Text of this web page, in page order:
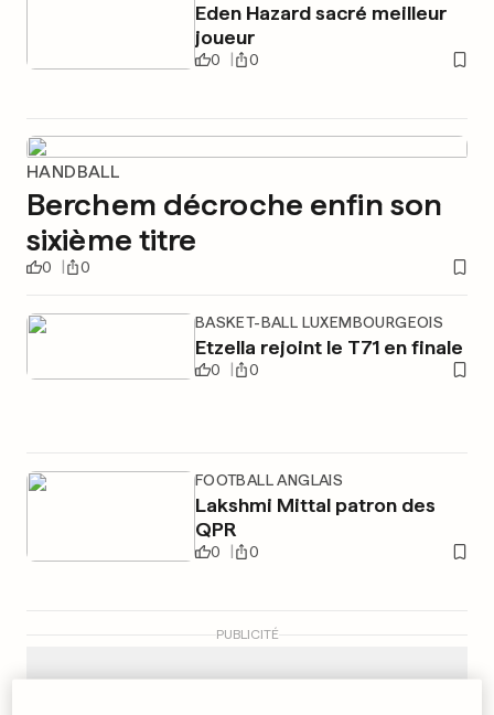
Eden Hazard sacré meilleur
joueur
0 0
HANDBALL
Berchem décroche enfin son
sixième titre
0 0
BASKET-BALL LUXEMBOURGEOIS
Etzella rejoint le T71 en finale
0 0
FOOTBALL ANGLAIS
Lakshmi Mittal patron des
QPR
0 0
PUBLICITÉ